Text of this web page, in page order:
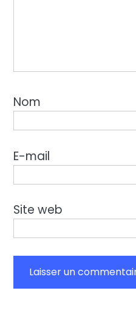
Nom
E-mail
Site web